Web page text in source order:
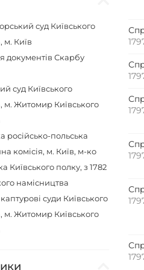
суд Київського
м. Київ
документів Скарбу
суд Київського
м. Житомир Київського
російсько-польська
комісія, м. Київ, м-ко
Київського полку, з 1782
намісництва
каптурові суди Київського
м. Житомир Київського